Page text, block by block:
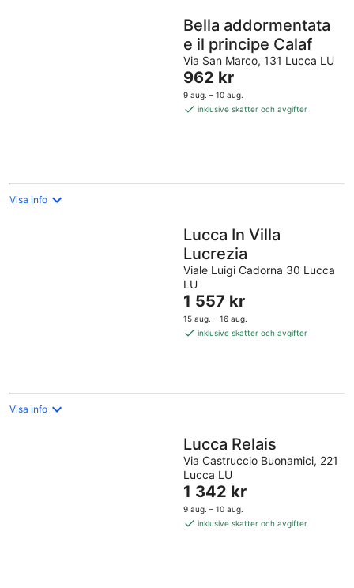
Bella addormentata
e il principe Calaf
Via San Marco, 131 Lucca LU
Priset
är
962 kr
962 kr
9 aug. – 10 aug.
inklusive skatter och avgifter
Visa info
Lucca In Villa
Lucrezia
Viale Luigi Cadorna 30 Lucca
LU
Priset
är
1 557 kr
1 557 kr
15 aug. – 16 aug.
inklusive skatter och avgifter
Visa info
Lucca Relais
Via Castruccio Buonamici, 221
Lucca LU
Priset
är
1 342 kr
1 342 kr
9 aug. – 10 aug.
inklusive skatter och avgifter